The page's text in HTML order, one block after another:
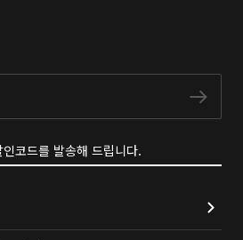
구독
코드를 발송해 드립니다.